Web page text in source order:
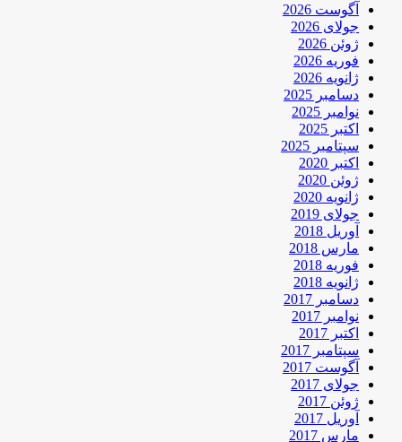
آگوست 2026
جولای 2026
ژوئن 2026
فوریه 2026
ژانویه 2026
دسامبر 2025
نوامبر 2025
اکتبر 2025
سپتامبر 2025
اکتبر 2020
ژوئن 2020
ژانویه 2020
جولای 2019
آوریل 2018
مارس 2018
فوریه 2018
ژانویه 2018
دسامبر 2017
نوامبر 2017
اکتبر 2017
سپتامبر 2017
آگوست 2017
جولای 2017
ژوئن 2017
آوریل 2017
مارس 2017